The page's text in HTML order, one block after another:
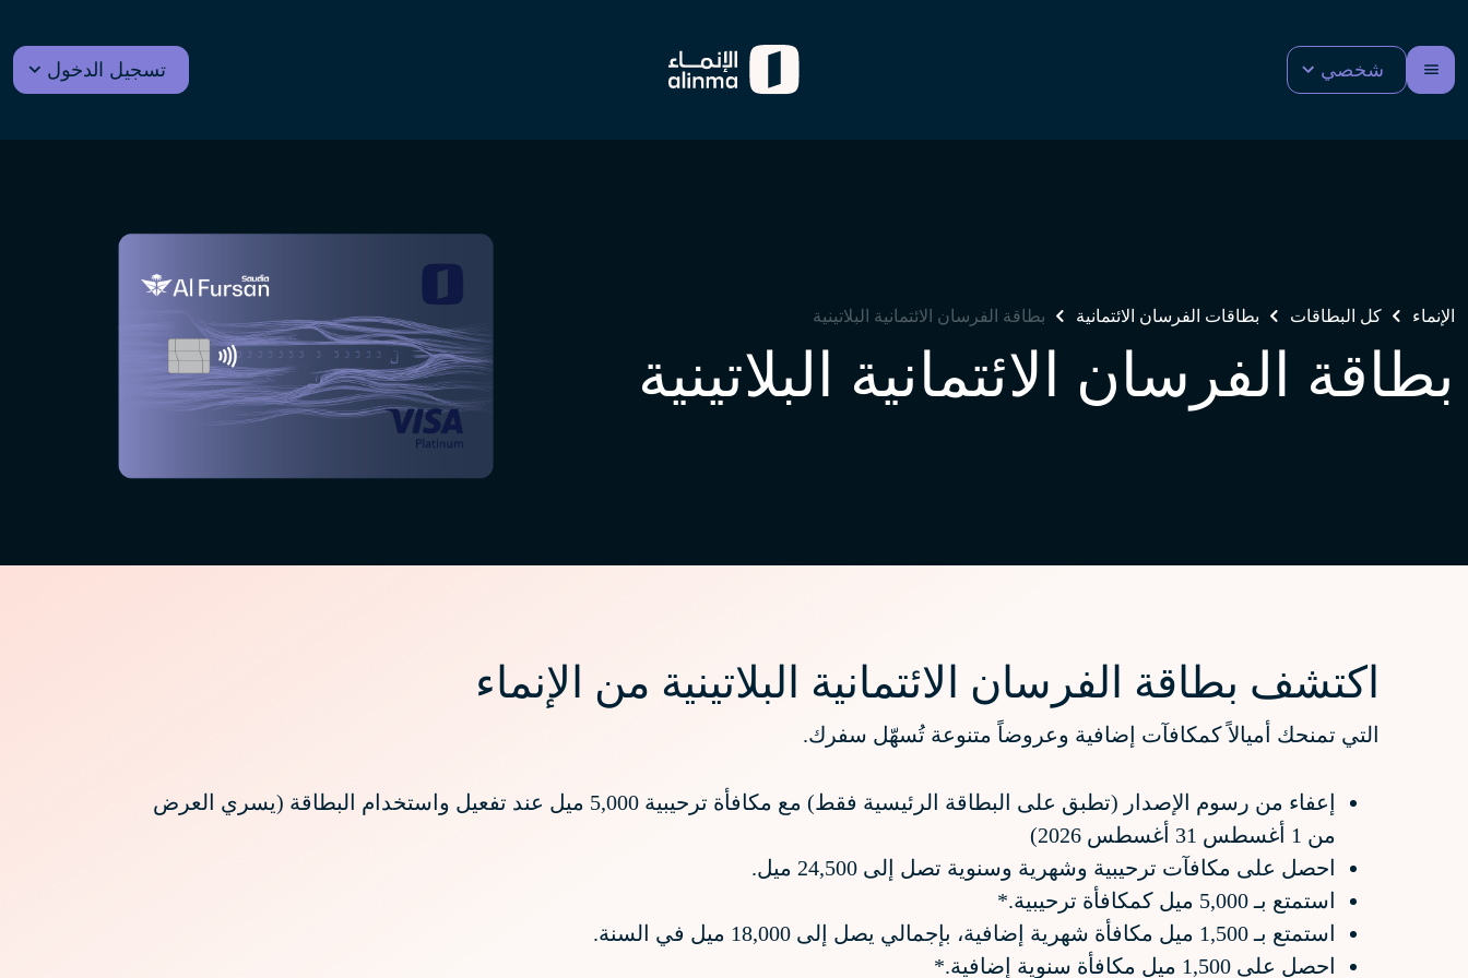
شخصي تسجيل الدخول
الإنماء كل البطاقات بطاقات الفرسان الائتمانية بطاقة الفرسان الائتمانية البلاتينية
بطاقة الفرسان الائتمانية البلاتينية
اكتشف بطاقة الفرسان الائتمانية البلاتينية من الإنماء
التي تمنحك أميالاً كمكافآت إضافية وعروضاً متنوعة تُسهّل سفرك.
إعفاء من رسوم الإصدار (تطبق على البطاقة الرئيسية فقط) مع مكافأة ترحيبية 5,000 ميل عند تفعيل واستخدام البطاقة (يسري العرض
من 1 أغسطس 31 أغسطس 2026)
احصل على مكافآت ترحيبية وشهرية وسنوية تصل إلى 24,500 ميل.
استمتع بـ 5,000 ميل كمكافأة ترحيبية.*
استمتع بـ 1,500 ميل مكافأة شهرية إضافية، بإجمالي يصل إلى 18,000 ميل في السنة.
احصل على 1,500 ميل مكافأة سنوية إضافية.*